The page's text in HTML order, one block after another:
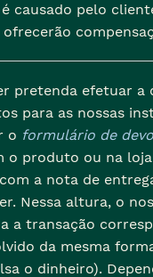
causado pelo
pretenda efetuar a
para as nossas
o formulário de
o produto ou na
a nota de
Nessa altura, o
a transação
da mesma
o dinheiro).